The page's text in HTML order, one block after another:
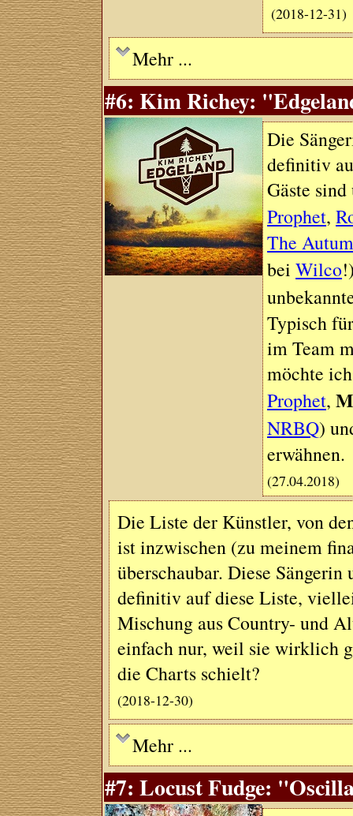
(2018-12-31)
Mehr ...
#6: Kim Richey:
Die
definitiv
Gäste
Prophet,
The
beiWilco
Typisch
im Team
möchte
Prophet,
NRBQ)
erwähnen.
(27.04.2018)
Die Liste der Künstler, von
ist inzwischen (zu meinem
überschaubar. Diese
definitiv auf diese Liste,
Mischung aus Country- und
einfach nur, weil sie wirklich
die Charts schielt?
(2018-12-30)
Mehr ...
#7: Locust Fudge: